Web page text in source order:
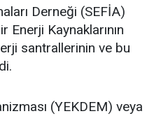
Derneği (SEFİA)
Enerji Kaynaklarının
santrallerinin ve bu
(YEKDEM) veya